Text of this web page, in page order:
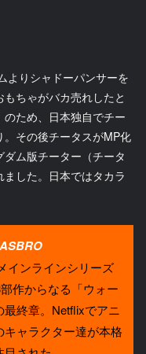
よりシャドーパンサーを
ちゃがバカ売れしたと
ため、日本独自でチー
その後チータスがMP化
ム版チーター（チータ
した。日本ではタカラ
インラインシリーズ
作からなる「ウォー
終章。Netflixでアニ
キャラクター達が本格